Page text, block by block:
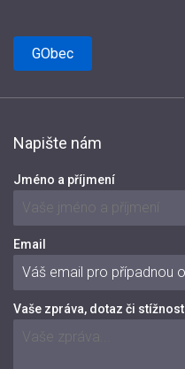
GObec
Napište nám
Jméno a příjmení
Email
Vaše zpráva, dotaz či stížnost